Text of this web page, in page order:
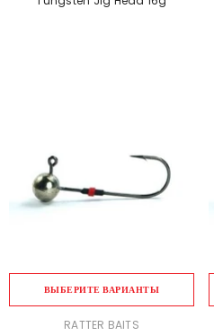
ВЫБЕРИТЕ ВАРИАНТЫ
ПРОДАВЕЦ:RATTER BAITS